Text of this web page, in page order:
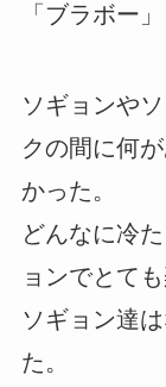
「ブラボー
ソギョンや
クの間に何
かった。
どんなに冷
ョンでとて
ソギョン達
た。